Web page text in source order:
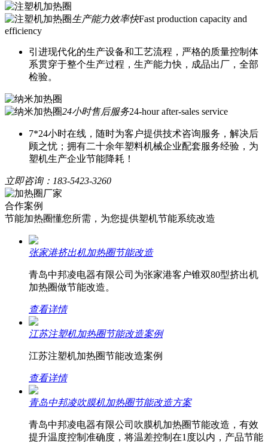
生产能力效率快Fast production capacity and
efficiency
引进现代化的生产设备和工艺流程，严格的质量控制体
系贯穿于整个生产过程，生产能力快，成品出厂，全部
检验。
24小时售后服务24-hour after-sales service
7*24小时在线，随时为客户提供技术咨询服务，解决后
顾之忧；拥有二十余年塑料机械企业配套服务经验，为
塑机生产企业节能降耗！
立即咨询： 183-5423-3260
合作案例
节能加热圈懂您所需，为您提供塑机节能系统改造
张家港挤出机加热圈节能改造
青岛中邦凌电器有限公司为张家港客户锥双80型挤出机
加热圈做节能改造。
查看详情
江苏注塑机加热圈节能改造案例
江苏注塑机加热圈节能改造案例
查看详情
青岛中邦凌吹膜机加热圈节能改造方案
青岛中邦凌电器有限公司吹膜机加热圈节能改造，有效
提升温度控制准确度，将温差控制在1度以内，产品节能